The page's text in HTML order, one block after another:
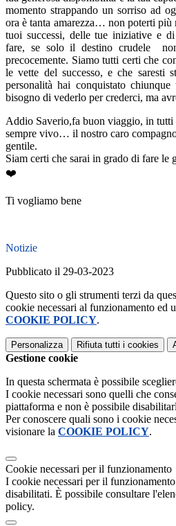
momento strappando un sorriso ad
ora è tanta amarezza… non poterti più
tuoi successi, delle tue iniziative e
fare, se solo il destino crudele
precocemente. Siamo tutti certi che
le vette del successo, e che saresti
personalità hai conquistato
bisogno di vederlo per crederci, ma
Addio Saverio,fa buon viaggio, in
sempre vivo… il nostro caro
gentile.
Siam certi che sarai in grado di fare le
❤️
Ti vogliamo bene
Notizie
Pubblicato il 29-03-2023
Questo sito o gli strumenti terzi da
cookie necessari al funzionamento ed
COOKIE POLICY.
Personalizza Rifiuta tutti i cookies
Gestione cookie
In questa schermata è possibile
I cookie necessari sono quelli che
piattaforma e non è possibile
Per conoscere quali sono i cookie
visionare la COOKIE POLICY.
Cookie necessari per il funzionamento
I cookie necessari per il
disabilitati. È possibile consultare
policy.